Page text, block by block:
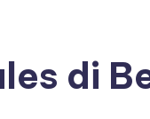
di